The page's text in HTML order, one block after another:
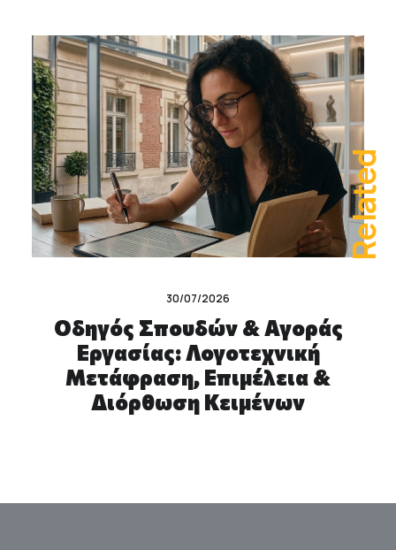
30/07/2026
Οδηγός Σπουδών & Αγοράς
Εργασίας: Λογοτεχνική
Μετάφραση, Επιμέλεια &
Διόρθωση Κειμένων
Related